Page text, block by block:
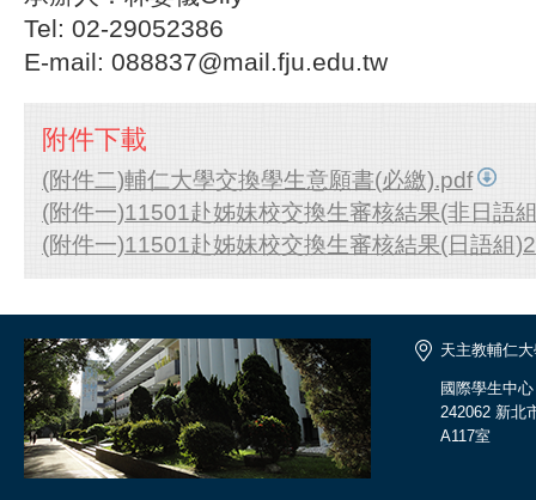
Tel: 02-29052386
E-mail: 088837@mail.fju.edu.tw
附件下載
(附件二)輔仁大學交換學生意願書(必繳).pdf
(附件一)11501赴姊妹校交換生審核結果(非日語
(附件一)11501赴姊妹校交換生審核結果(日語組
天主教輔仁
國際學生中心
242062 新北
A117室